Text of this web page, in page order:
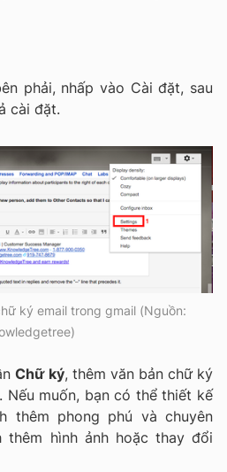
phải, nhấp vào Cài đặt, sau
cài đặt.
ký email trong gmail (Nguồn:
Chữ ký, thêm văn bản chữ ký
Nếu muốn, bạn có thể thiết kế
thêm phong phú và chuyên
thêm hình ảnh hoặc thay đổi